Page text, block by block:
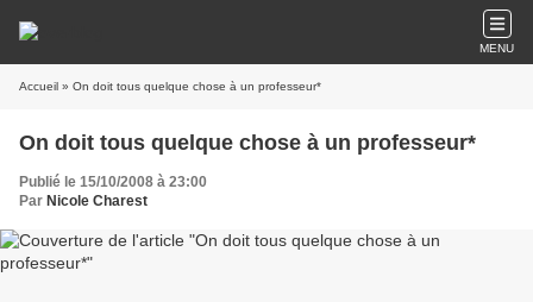
MENU
Accueil » On doit tous quelque chose à un professeur*
On doit tous quelque chose à un professeur*
Publié le 15/10/2008 à 23:00
Par Nicole Charest